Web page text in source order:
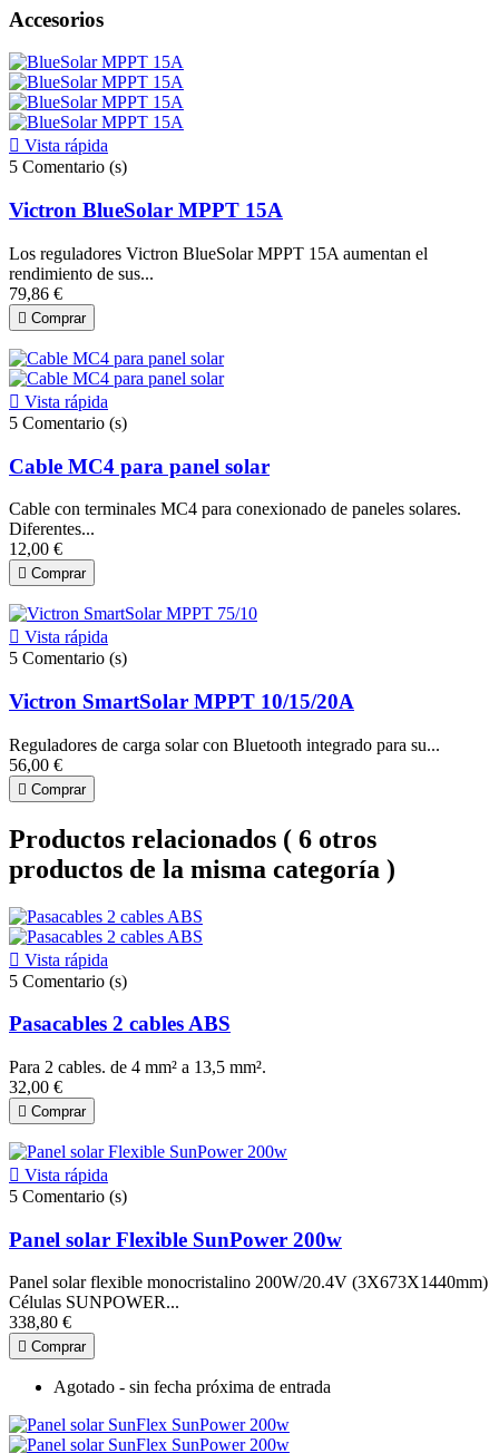
Accesorios
 Vista rápida
5 Comentario (s)
Victron BlueSolar MPPT 15A
Los reguladores Victron BlueSolar MPPT 15A aumentan el
rendimiento de sus...
79,86 €
 Comprar
 Vista rápida
5 Comentario (s)
Cable MC4 para panel solar
Cable con terminales MC4 para conexionado de paneles solares.
Diferentes...
12,00 €
 Comprar
 Vista rápida
5 Comentario (s)
Victron SmartSolar MPPT 10/15/20A
Reguladores de carga solar con Bluetooth integrado para su...
56,00 €
 Comprar
Productos relacionados ( 6 otros
productos de la misma categoría )
 Vista rápida
5 Comentario (s)
Pasacables 2 cables ABS
Para 2 cables. de 4 mm² a 13,5 mm².
32,00 €
 Comprar
 Vista rápida
5 Comentario (s)
Panel solar Flexible SunPower 200w
Panel solar flexible monocristalino 200W/20.4V (3X673X1440mm)
Células SUNPOWER...
338,80 €
 Comprar
Agotado - sin fecha próxima de entrada